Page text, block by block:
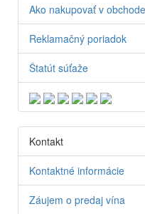
Ako nakupovať v obchode
Reklamačný poriadok
Štatút súťaže
Kontakt
Kontaktné informácie
Záujem o predaj vína